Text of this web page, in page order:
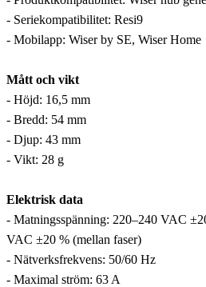
- Seriekompatibilitet: Resi9
- Mobilapp: Wiser by SE, Wiser Home
Mått och vikt
- Höjd: 16,5 mm
- Bredd: 54 mm
- Djup: 43 mm
- Vikt: 28 g
Elektrisk data
- Matningsspänning: 220–240 VAC
VAC ±20 % (mellan faser)
- Nätverksfrekvens: 50/60 Hz
- Maximal ström: 63 A